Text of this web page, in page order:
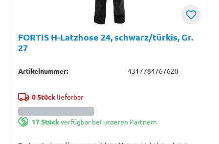
FORTIS H-Latzhose 24, schwarz/türkis, Gr.
27
Artikelnummer: 4317784767620
0 Stücklieferbar
17 Stückverfügbar bei unseren Partnern